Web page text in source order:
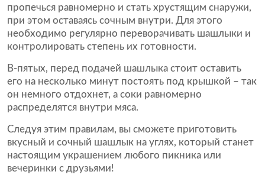
пропечься равномерно и стать хрустящим снаружи,
при этом оставаясь сочным внутри. Для этого
необходимо регулярно переворачивать шашлыки и
контролировать степень их готовности.
В-пятых, перед подачей шашлыка стоит оставить
его на несколько минут постоять под крышкой – так
он немного отдохнет, а соки равномерно
распределятся внутри мяса.
Следуя этим правилам, вы сможете приготовить
вкусный и сочный шашлык на углях, который станет
настоящим украшением любого пикника или
вечеринки с друзьями!